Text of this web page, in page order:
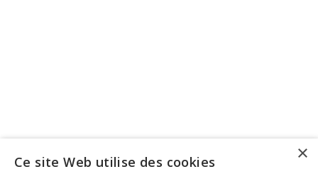
×
Ce site Web utilise des cookies